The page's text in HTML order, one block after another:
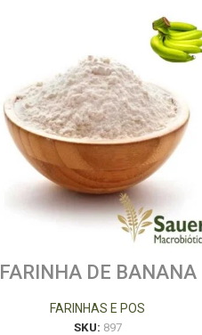
FARINHA DE BANANA
FARINHAS E POS
SKU: 897